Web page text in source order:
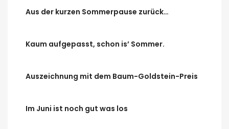
Aus der kurzen Sommerpause zurück…
Kaum aufgepasst, schon is’ Sommer.
Auszeichnung mit dem Baum-Goldstein-Preis
Im Juni ist noch gut was los